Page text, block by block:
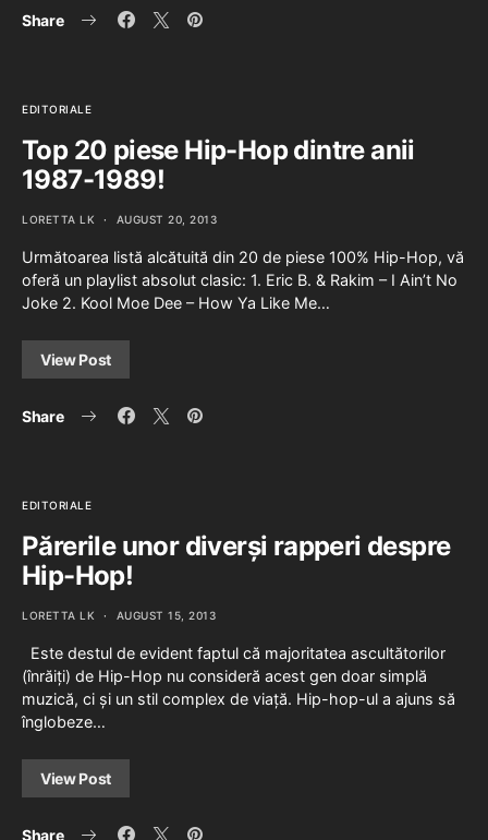
Share
EDITORIALE
Top 20 piese Hip-Hop dintre anii
1987-1989!
LORETTA LK AUGUST 20, 2013
Următoarea listă alcătuită din 20 de piese 100% Hip-Hop, vă
oferă un playlist absolut clasic: 1. Eric B. & Rakim – I Ain’t No
Joke 2. Kool Moe Dee – How Ya Like Me…
View Post
Share
EDITORIALE
Părerile unor diverși rapperi despre
Hip-Hop!
LORETTA LK AUGUST 15, 2013
Este destul de evident faptul că majoritatea ascultătorilor
(înrăiți) de Hip-Hop nu consideră acest gen doar simplă
muzică, ci și un stil complex de viață. Hip-hop-ul a ajuns să
înglobeze…
View Post
Share